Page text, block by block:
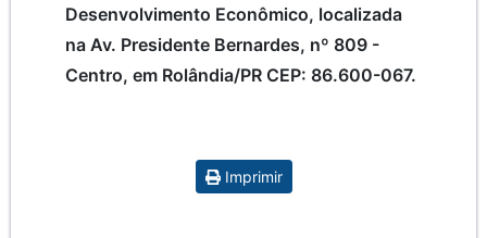
Desenvolvimento Econômico, localizada
na Av. Presidente Bernardes, nº 809 -
Centro, em Rolândia/PR CEP: 86.600-067.
Imprimir